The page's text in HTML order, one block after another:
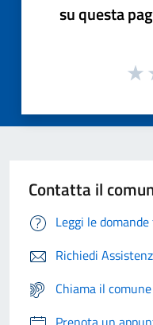
su questa
Contatta il
Leggi le
Richiedi
Chiama il